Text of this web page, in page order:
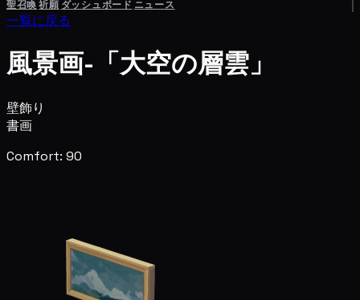
聖召喚祈願 ダッシュボード ニュース
一覧に戻る
風景画-「大空の層雲」
壁飾り
書画
Comfort: 90